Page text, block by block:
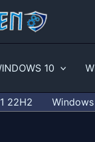
10
22H2